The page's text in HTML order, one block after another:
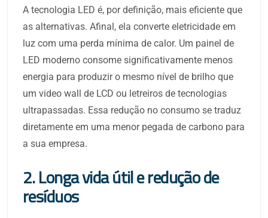
A tecnologia LED é, por definição, mais eficiente que
as alternativas. Afinal, ela converte eletricidade em
luz com uma perda mínima de calor. Um painel de
LED moderno consome significativamente menos
energia para produzir o mesmo nível de brilho que
um video wall de LCD ou letreiros de tecnologias
ultrapassadas. Essa redução no consumo se traduz
diretamente em uma menor pegada de carbono para
a sua empresa.
2. Longa vida útil e redução de
resíduos